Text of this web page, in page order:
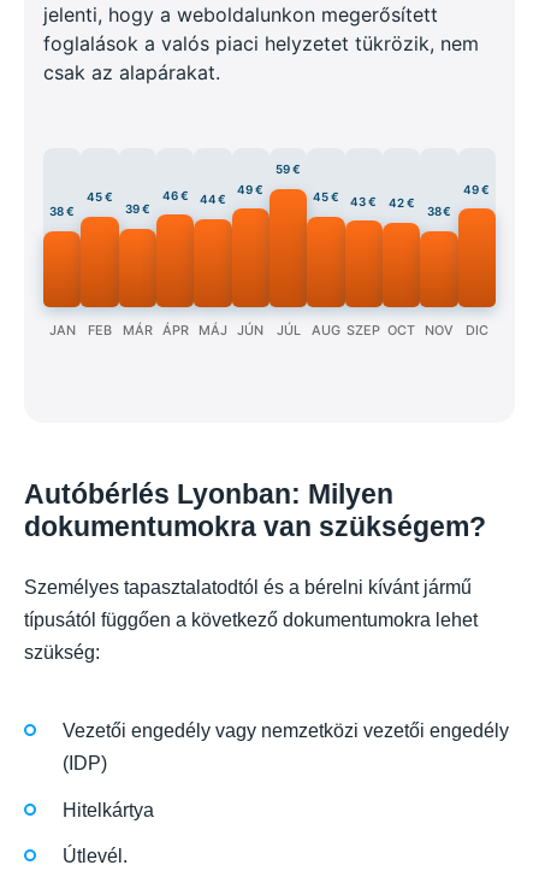
jelenti, hogy a weboldalunkon megerősített
foglalások a valós piaci helyzetet tükrözik, nem
csak az alapárakat.
38 €
JAN
45 €
FEB
39 €
MÁR
46 €
ÁPR
44 €
MÁJ
49 €
JÚN
59 €
JÚL
45 €
AUG
43 €
SZEP
42 €
OCT
38 €
NOV
49 €
DIC
Autóbérlés Lyonban: Milyen
dokumentumokra van szükségem?
Személyes tapasztalatodtól és a bérelni kívánt jármű
típusától függően a következő dokumentumokra lehet
szükség:
Vezetői engedély vagy nemzetközi vezetői engedély
(IDP)
Hitelkártya
Útlevél.